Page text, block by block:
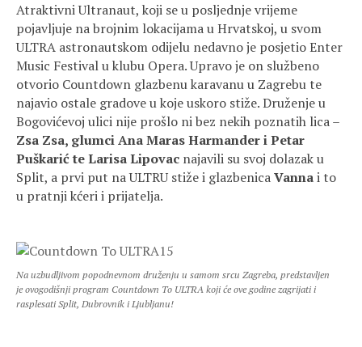
Atraktivni Ultranaut, koji se u posljednje vrijeme
pojavljuje na brojnim lokacijama u Hrvatskoj, u svom
ULTRA astronautskom odijelu nedavno je posjetio Enter
Music Festival u klubu Opera. Upravo je on službeno
otvorio Countdown glazbenu karavanu u Zagrebu te
najavio ostale gradove u koje uskoro stiže. Druženje u
Bogovićevoj ulici nije prošlo ni bez nekih poznatih lica –
Zsa Zsa, glumci Ana Maras Harmander i Petar
Puškarić te Larisa Lipovac najavili su svoj dolazak u
Split, a prvi put na ULTRU stiže i glazbenicaVannai to
u pratnji kćeri i prijatelja.
Na uzbudljivom popodnevnom druženju u samom srcu Zagreba, predstavljen
je ovogodišnji program Countdown To ULTRA koji će ove godine zagrijati i
rasplesati Split, Dubrovnik i Ljubljanu!